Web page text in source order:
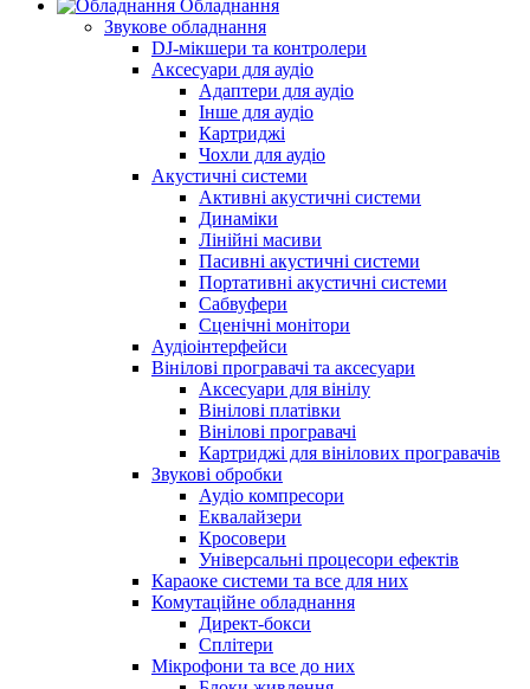
Обладнання
Звукове обладнання
DJ-мікшери та контролери
Аксесуари для аудіо
Адаптери для аудіо
Інше для аудіо
Картриджі
Чохли для аудіо
Акустичні системи
Активні акустичні системи
Динаміки
Лінійні масиви
Пасивні акустичні системи
Портативні акустичні системи
Сабвуфери
Сценічні монітори
Аудіоінтерфейси
Вінілові програвачі та аксесуари
Аксесуари для вінілу
Вінілові платівки
Вінілові програвачі
Картриджі для вінілових програвачів
Звукові обробки
Аудіо компресори
Еквалайзери
Кросовери
Універсальні процесори ефектів
Караоке системи та все для них
Комутаційне обладнання
Директ-бокси
Сплітери
Мікрофони та все до них